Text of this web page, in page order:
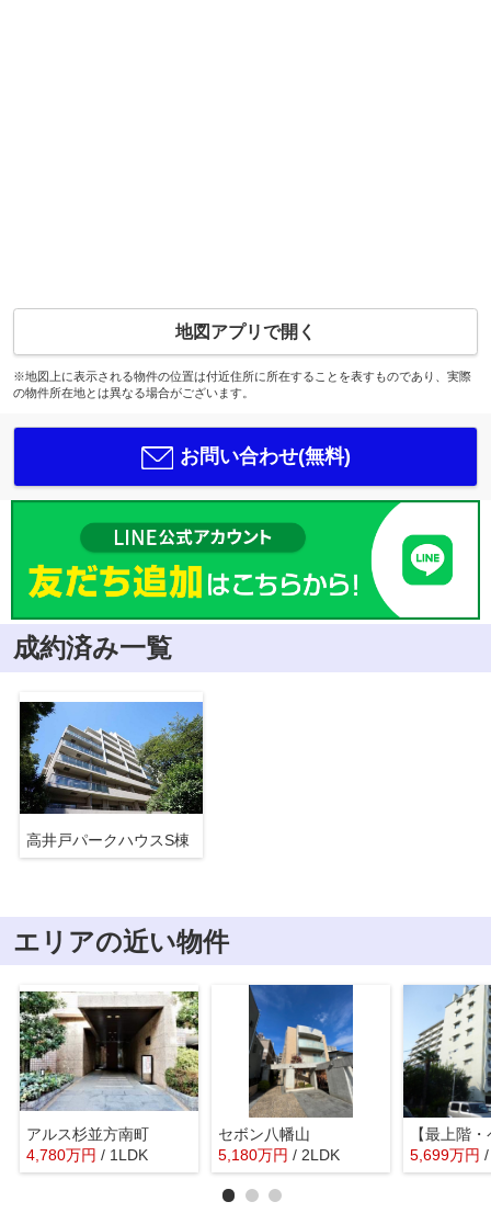
地図アプリで開く
※地図上に表示される物件の位置は付近住所に所在することを表すものであり、実際
の物件所在地とは異なる場合がございます。
お問い合わせ(無料)
成約済み一覧
高井戸パークハウスS棟
エリアの近い物件
アルス杉並方南町
4,780万円 / 1LDK
セボン八幡山
5,180万円 / 2LDK 5,699万円